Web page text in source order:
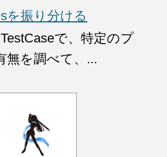
を振り分ける
で、特定のプ
無を調べて、...